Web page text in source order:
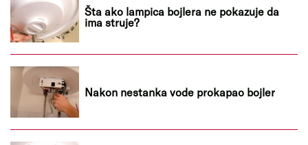
Šta ako lampica bojlera ne pokazuje da
ima struje?
Nakon nestanka vode prokapao bojler